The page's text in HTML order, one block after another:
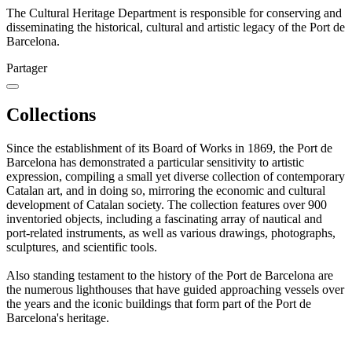
The Cultural Heritage Department is responsible for conserving and
disseminating the historical, cultural and artistic legacy of the Port de
Barcelona.
Partager
Collections
Since the establishment of its Board of Works in 1869, the Port de
Barcelona has demonstrated a particular sensitivity to artistic
expression, compiling a small yet diverse collection of contemporary
Catalan art, and in doing so, mirroring the economic and cultural
development of Catalan society. The collection features over 900
inventoried objects, including a fascinating array of nautical and
port-related instruments, as well as various drawings, photographs,
sculptures, and scientific tools.
Also standing testament to the history of the Port de Barcelona are
the numerous lighthouses that have guided approaching vessels over
the years and the iconic buildings that form part of the Port de
Barcelona's heritage.